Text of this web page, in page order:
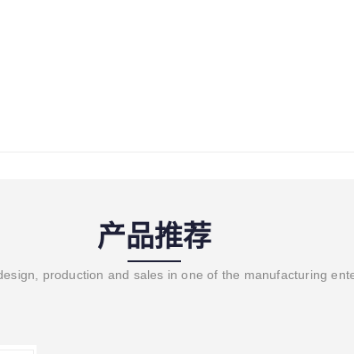
产品推荐
production and sales in one of the manufacturing